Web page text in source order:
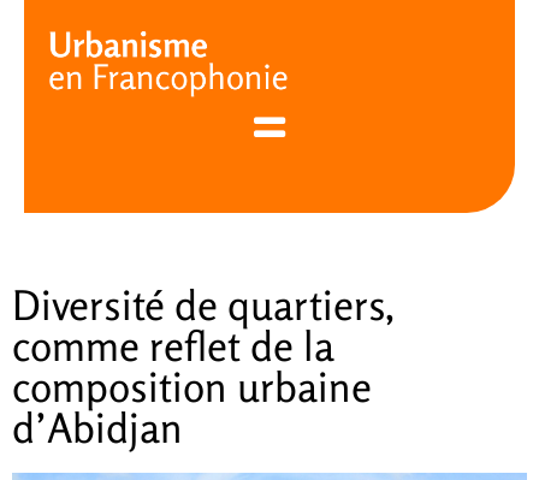
Diversité de quartiers,
comme reflet de la
composition urbaine
d’Abidjan